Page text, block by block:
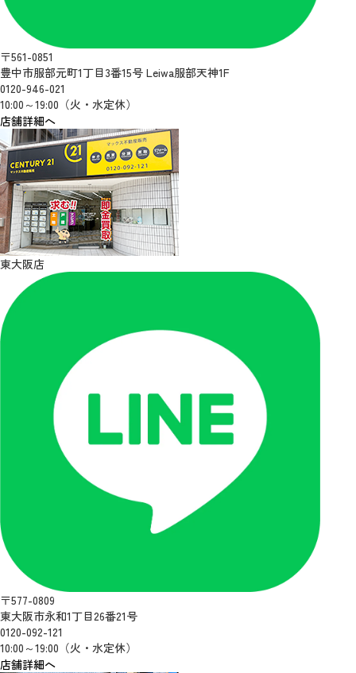
〒561-0851
豊中市服部元町1丁目3番15号 Leiwa服部天神1F
0120-946-021
10:00～19:00（火・水定休）
店舗詳細へ
東大阪店
〒577-0809
東大阪市永和1丁目26番21号
0120-092-121
10:00～19:00（火・水定休）
店舗詳細へ